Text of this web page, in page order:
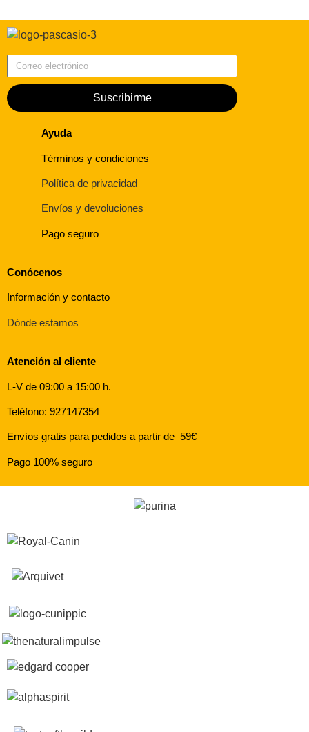
Suscribirme
Ayuda
Términos y condiciones
Política de privacidad
Envíos y devoluciones
Pago seguro
Conócenos
Información y contacto
Dónde estamos
Atención al cliente
L-V de 09:00 a 15:00 h.
Teléfono: 927147354
Envíos gratis para pedidos a partir de 59€
Pago 100% seguro